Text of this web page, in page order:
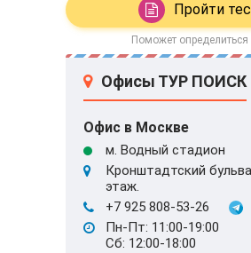
Пройти
Поможет определиться
Офисы ТУР ПОИСК
Офис в Москве
м. Водный стадион
Кронштадтский
этаж.
+7 925 808-53-26
Пн-Пт: 11:00-19:00
Сб: 12:00-18:00